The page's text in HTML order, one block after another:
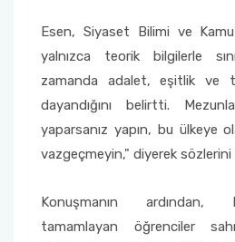
Esen, Siyaset Bilimi ve
yalnızca teorik bilgilerle
zamanda adalet, eşitlik ve
dayandığını belirtti.
yaparsanız yapın, bu ülkeye
vazgeçmeyin," diyerek sözlerini
Konuşmanın ardından,
tamamlayan öğrenciler
Manavgat Yabancı Diller Fakültesi
Mimarlık Fakültesi
Mühendislik Fakültesi
Serik İşletme Fakültesi